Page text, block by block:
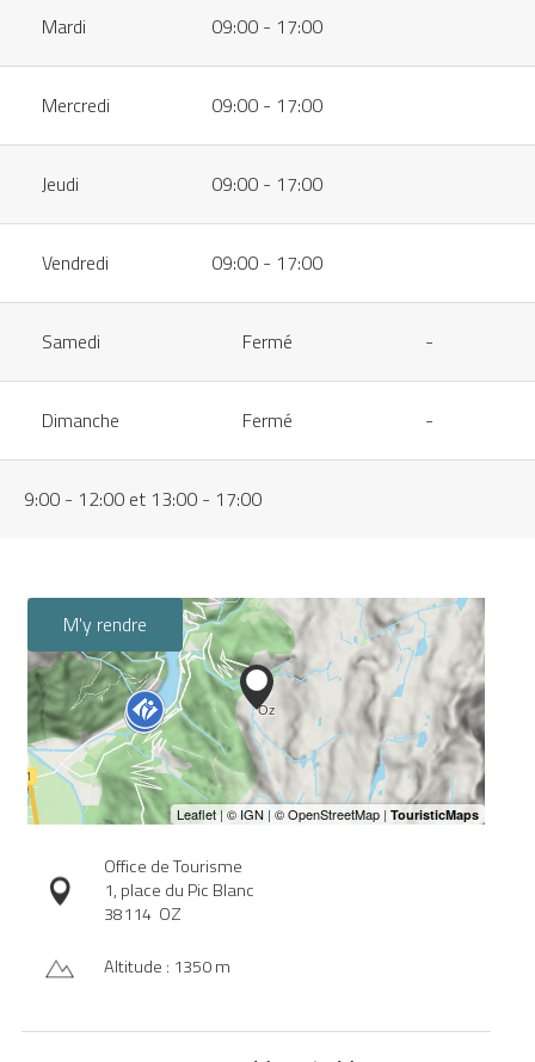
Mardi 09:00 - 17:00
Mercredi 09:00 - 17:00
Jeudi 09:00 - 17:00
Vendredi 09:00 - 17:00
Samedi Fermé -
Dimanche Fermé -
9:00 - 12:00 et 13:00 - 17:00
M'y rendre
Office de Tourisme
1, place du Pic Blanc
38114 OZ
Altitude : 1350 m